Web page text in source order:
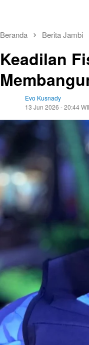
Beranda Berita Jambi
Keadilan
Evo Kusnady
13 Jun 2026 - 20:44